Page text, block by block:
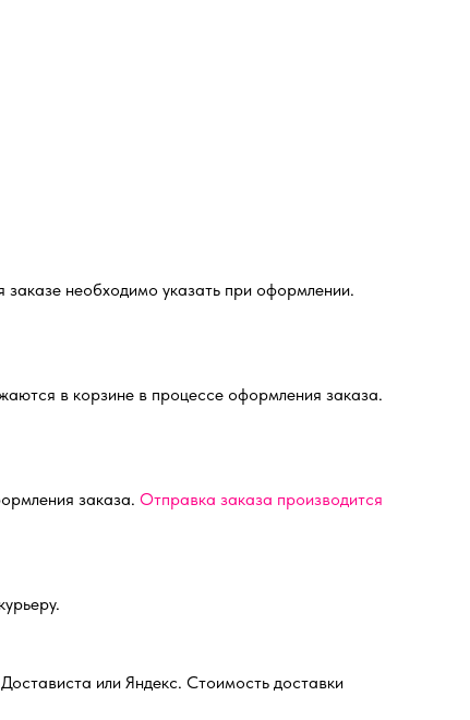
необходимо указать при оформлении.
в корзине в процессе оформления заказа.
заказа. Отправка заказа производится
или Яндекс. Стоимость доставки